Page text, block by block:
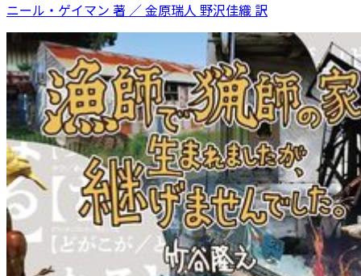
ニール・ゲイマン 著 ／ 金原瑞人 野沢佳織 訳